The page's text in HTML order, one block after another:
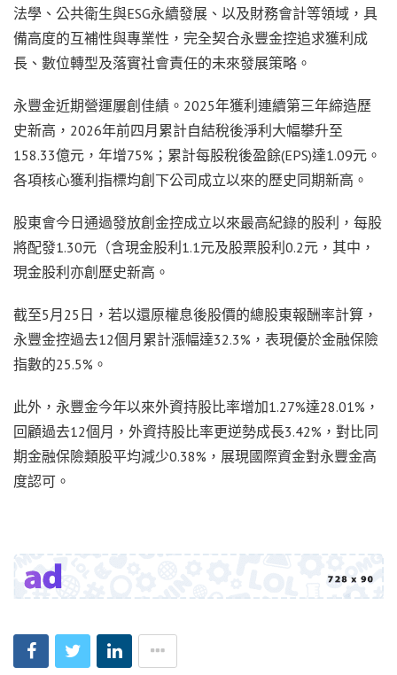
法學、公共衛生與ESG永續發展、以及財務會計等領域，具
備高度的互補性與專業性，完全契合永豐金控追求獲利成
長、數位轉型及落實社會責任的未來發展策略。
永豐金近期營運屢創佳績。2025年獲利連續第三年締造歷
史新高，2026年前四月累計自結稅後淨利大幅攀升至
158.33億元，年增75%；累計每股稅後盈餘(EPS)達1.09元。
各項核心獲利指標均創下公司成立以來的歷史同期新高。
股東會今日通過發放創金控成立以來最高紀錄的股利，每股
將配發1.30元（含現金股利1.1元及股票股利0.2元，其中，
現金股利亦創歷史新高。
截至5月25日，若以還原權息後股價的總股東報酬率計算，
永豐金控過去12個月累計漲幅達32.3%，表現優於金融保險
指數的25.5%。
此外，永豐金今年以來外資持股比率增加1.27%達28.01%，
回顧過去12個月，外資持股比率更逆勢成長3.42%，對比同
期金融保險類股平均減少0.38%，展現國際資金對永豐金高
度認可。